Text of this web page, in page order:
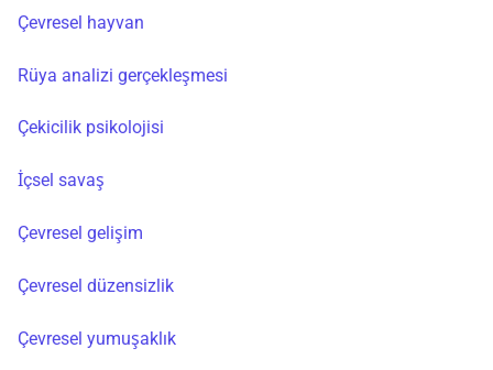
Çevresel hayvan
Rüya analizi gerçekleşmesi
Çekicilik psikolojisi
İçsel savaş
Çevresel gelişim
Çevresel düzensizlik
Çevresel yumuşaklık